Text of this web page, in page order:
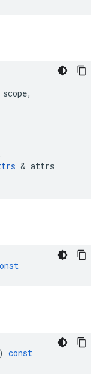
scope,
& attrs
const